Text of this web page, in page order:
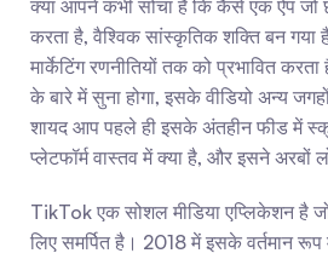
क्या आपने कभी सोचा है कि कैसे एक ऐप जो
करता है, वैश्विक सांस्कृतिक शक्ति बन गया
मार्केटिंग रणनीतियों तक को प्रभावित
के बारे में सुना होगा, इसके वीडियो अन्य
शायद आप पहले ही इसके अंतहीन फीड में
प्लेटफॉर्म वास्तव में क्या है, और इसने अरबों
TikTok एक सोशल मीडिया एप्लिकेशन है
लिए समर्पित है। 2018 में इसके वर्तमान रूप